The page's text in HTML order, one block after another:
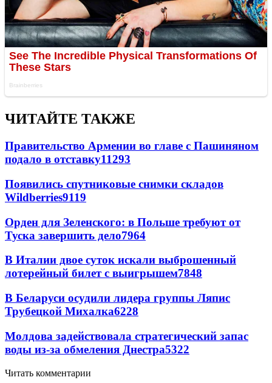
ЧИТАЙТЕ ТАКЖЕ
Правительство Армении во главе с Пашиняном
подало в отставку11293
Появились спутниковые снимки складов
Wildberries9119
Орден для Зеленского: в Польше требуют от
Туска завершить дело7964
В Италии двое суток искали выброшенный
лотерейный билет с выигрышем7848
В Беларуси осудили лидера группы Ляпис
Трубецкой Михалка6228
Молдова задействовала стратегический запас
воды из-за обмеления Днестра5322
Читать комментарии